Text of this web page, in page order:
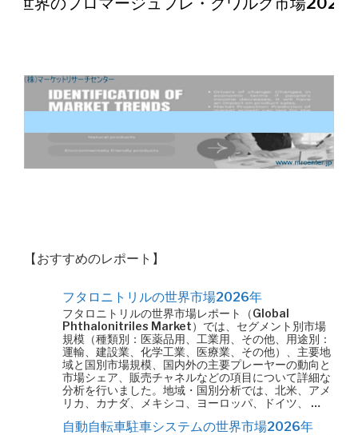
【おすすめのレポート】
フタロニトリルの世界市場2026年
フタロニトリルの世界市場レポート（Global
Phthalonitriles Market）では、セグメント別市場
規模（種類別：医薬品用、工業用、その他、用途別：
運輸、建設業、化学工業、医療業、その他）、主要地
域と国別市場規模、国内外の主要プレーヤーの動向と
市場シェア、販売チャネルなどの項目について詳細な
分析を行いました。地域・国別分析では、北米、アメ
リカ、カナダ、メキシコ、ヨーロッパ、ドイツ、 …
自動自転車駐車システムの世界市場2026年